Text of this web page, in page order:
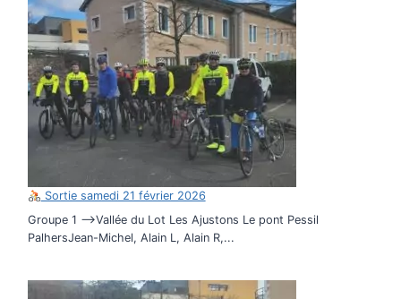
Sortie samedi 21 février 2026
Groupe 1 –>Vallée du Lot Les Ajustons Le pont Pessil
PalhersJean-Michel, Alain L, Alain R,...